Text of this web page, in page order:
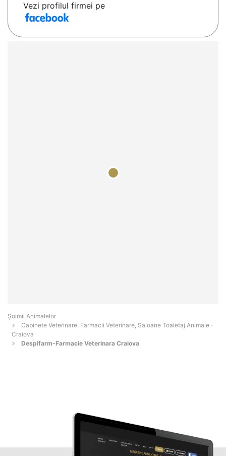
Vezi profilul firmei pe
Şoimii Animalelor
Cabinete Veterinare, Farmacii Veterinare, Saloane Toaletaj Animale -
Craiova
Despifarm-Farmacie Veterinara Craiova